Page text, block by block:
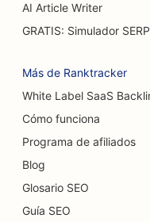
SEO para
SEO para tiendas
SEO para
SEO para
SEO para
AI Article Writer
GRATIS: Simulador SERP
Más de Ranktracker
White Label SaaS
Cómo funciona
Programa de afiliados
Blog
Glosario SEO
Guía SEO